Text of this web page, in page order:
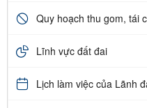
Quy hoạch thu gom, tái
Lĩnh vực đất đai
Lịch làm việc của Lãnh